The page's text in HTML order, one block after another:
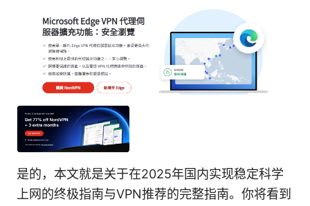
是的，本文就是关于在2025年国内实现稳定科学
上网的终极指南与VPN推荐的完整指南。你将看到